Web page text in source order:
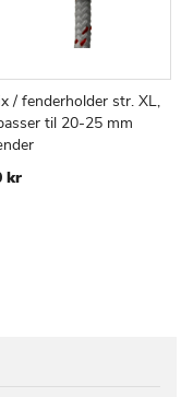
i kurv
TILFØJ
/ fenderholder str. XL,
til 20-25 mm
kr